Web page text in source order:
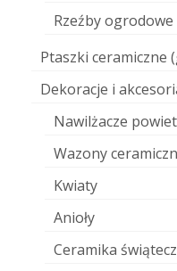
Rzeźby ogrodowe
Ptaszki ceramiczne
Dekoracje i
Nawilżacze
Wazony
Kwiaty
Anioły
Ceramika